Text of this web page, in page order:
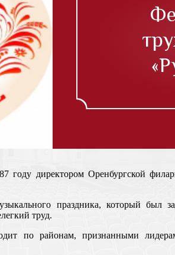
году директором Оренбургской
праздника, который был
труд.
по районам, признанными